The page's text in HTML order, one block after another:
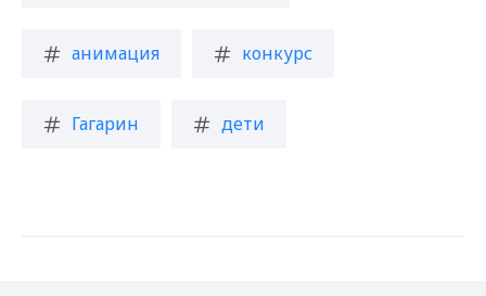
анимация конкурс
Гагарин дети